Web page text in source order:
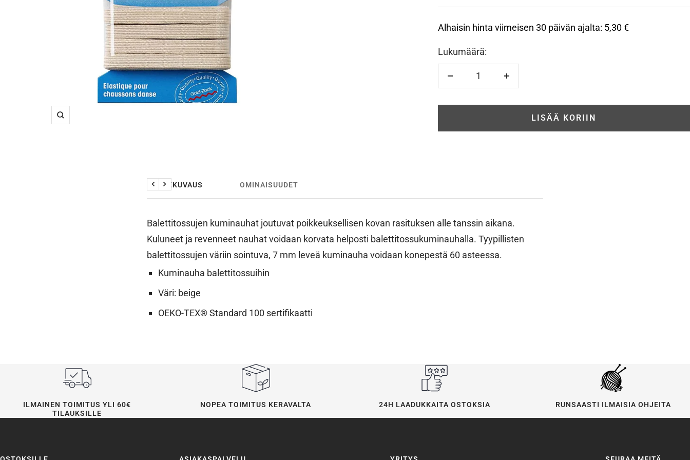
Suurenna
Alhaisin hinta viimeisen 30 päivän ajalta: 5,30 €
Lukumäärä:
LISÄÄ KORIIN
TUOTEKUVAUS OMINAISUUDET
Edellinen
Seuraava
Balettitossujen kuminauhat joutuvat poikkeuksellisen kovan rasituksen alle tanssin aikana.
Kuluneet ja revenneet nauhat voidaan korvata helposti balettitossukuminauhalla. Tyypillisten
balettitossujen väriin sointuva, 7 mm leveä kuminauha voidaan konepestä 60 asteessa.
Kuminauha balettitossuihin
Väri: beige
OEKO-TEX® Standard 100 sertifikaatti
ILMAINEN TOIMITUS YLI 60€
TILAUKSILLE
NOPEA TOIMITUS KERAVALTA 24H LAADUKKAITA OSTOKSIA RUNSAASTI ILMAISIA OHJEITA